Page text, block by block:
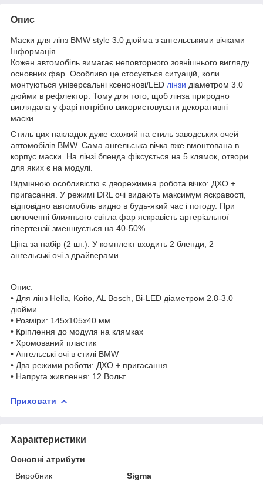
Опис
Маски для лінз BMW style 3.0 дюйма з ангельськими вічками –
Інформація
Кожен автомобіль вимагає неповторного зовнішнього вигляду
основних фар. Особливо це стосується ситуацій, коли
монтуються універсальні ксенонові/LED лінзи діаметром 3.0
дюйми в рефлектор. Тому для того, щоб лінза природно
виглядала у фарі потрібно використовувати декоративні
маски.
Стиль цих накладок дуже схожий на стиль заводських очей
автомобілів BMW. Сама ангельська вічка вже вмонтована в
корпус маски. На лінзі бленда фіксується на 5 клямок, отвори
для яких є на модулі.
Відмінною особливістю є дворежимна робота вічко: ДХО +
пригасання. У режимі DRL очі видають максимум яскравості,
відповідно автомобіль видно в будь-який час і погоду. При
включенні ближнього світла фар яскравість артеріальної
гіпертензії зменшується на 40-50%.
Ціна за набір (2 шт.). У комплект входить 2 бленди, 2
ангельські очі з драйверами.
Опис:
• Для лінз Hella, Koito, AL Bosch, Bi-LED діаметром 2.8-3.0
дюйми
• Розміри: 145х105х40 мм
• Кріплення до модуля на клямках
• Хромований пластик
• Ангельські очі в стилі BMW
• Два режими роботи: ДХО + пригасання
• Напруга живлення: 12 Вольт
Приховати
Характеристики
Основні атрибути
Виробник
Sigma